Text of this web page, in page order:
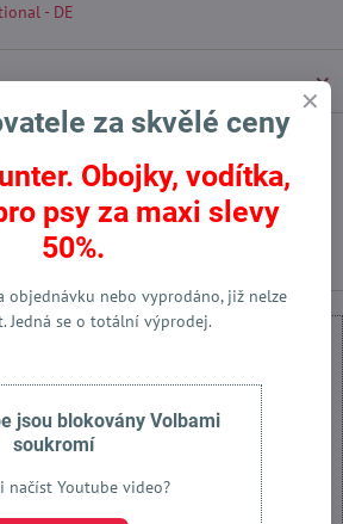
- DE
BlueskyPinterestReddit LinkedInWhatsApp
E-
mail
Následující produkt
je blokován Volbami soukromí
si načíst externí obsah?
za skvělé ceny
Obojky, vodítka,
psy za maxi slevy
50%.
objednávku nebo vyprodáno, již nelze
Jedná se o totální výprodej.
jsou blokovány Volbami
soukromí
načíst Youtube video?